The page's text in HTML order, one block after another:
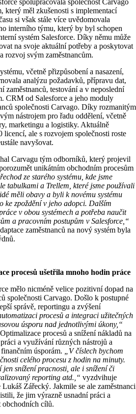
spolupracovala společnost Carvago
který měl zkušenosti s implementací
si však stále více uvědomovala
interního týmu, který by byl schopen
systém Salesforce. Díky němu může
na svoje aktuální potřeby a poskytovat
rozvoj svým zaměstnancům.
včetně přizpůsobení a nasazení,
analýzu požadavků, přípravu dat,
zaměstnanců, testování a v neposlední
CRM od Salesforce a jeho moduly
společnosti Carvago. Díky rozmanitým
nástrojem pro řadu oddělení, včetně
marketingu a logistiky. Aktuálně
ale s rozvojem společnosti roste
navyšovat.
Carvagu tým odborníků, který projevil
unikátním obchodním procesům
ze starého systému, kde jsme
tabulkami a Trellem, které jsme používali
měli obavy a byli k novému systému
ke zpoždění v jeho adopci. Dalším
v obou systémech a potřeba naučit
a pracovním postupům v Salesforce,“
zaměstnanců na nový systém byla
procesů ušetřila mnoho hodin práce
mělo nicméně velice pozitivní dopad na
společnosti Carvago. Došlo k postupné
správě, reportingu a zvýšení
procesů a integraci užitečných
úsporu nad jednotlivými úkony,“
procesů a snížení nákladů na
a využívání různých nástrojů a
úsporám.
„V číslech bychom
celého procesu z hodin na minuty.
jen snížení pracnosti, ale i snížení či
reporting atd.,“ vyzdvihuje
Zářecký. Jakmile se ale zaměstnanci
že jim výrazně usnadní práci a
obchodních cílů.